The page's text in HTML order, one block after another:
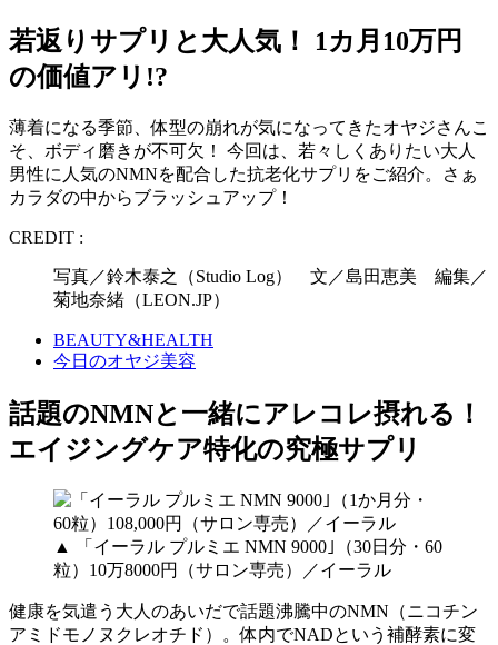
若返りサプリと大人気！ 1カ月10万円
の価値アリ!?
薄着になる季節、体型の崩れが気になってきたオヤジさんこ
そ、ボディ磨きが不可欠！ 今回は、若々しくありたい大人
男性に人気のNMNを配合した抗老化サプリをご紹介。さぁ
カラダの中からブラッシュアップ！
CREDIT :
写真／鈴木泰之（Studio Log） 文／島田恵美 編集／
菊地奈緒（LEON.JP）
BEAUTY&HEALTH
今日のオヤジ美容
話題のNMNと一緒にアレコレ摂れる！
エイジングケア特化の究極サプリ
▲ 「イーラル プルミエ NMN 9000｣（30日分・60
粒）10万8000円（サロン専売）／イーラル
健康を気遣う大人のあいだで話題沸騰中のNMN（ニコチン
アミドモノヌクレオチド）。体内でNADという補酵素に変